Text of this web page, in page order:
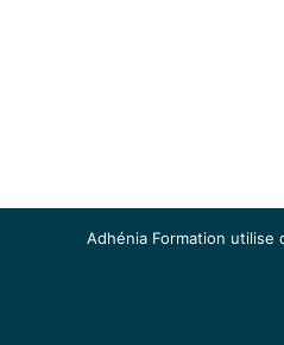
Adhénia Formation